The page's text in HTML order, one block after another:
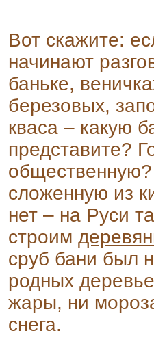
Вот скажите:
начинают
баньке,
березовых,
кваса – какую
представите?
сложенную из
нет – на Руси
строим
сруб бани был
родных
жары, ни
снега.